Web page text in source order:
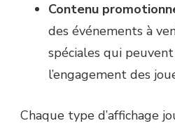
Contenu
des événements à
spéciales qui
l’engagement des
Chaque type d’affichage